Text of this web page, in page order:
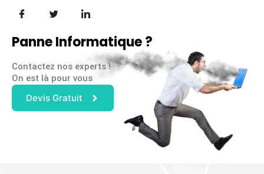
Panne Informatique ?
Contactez nos experts !
On est là pour vous
Devis Gratuit